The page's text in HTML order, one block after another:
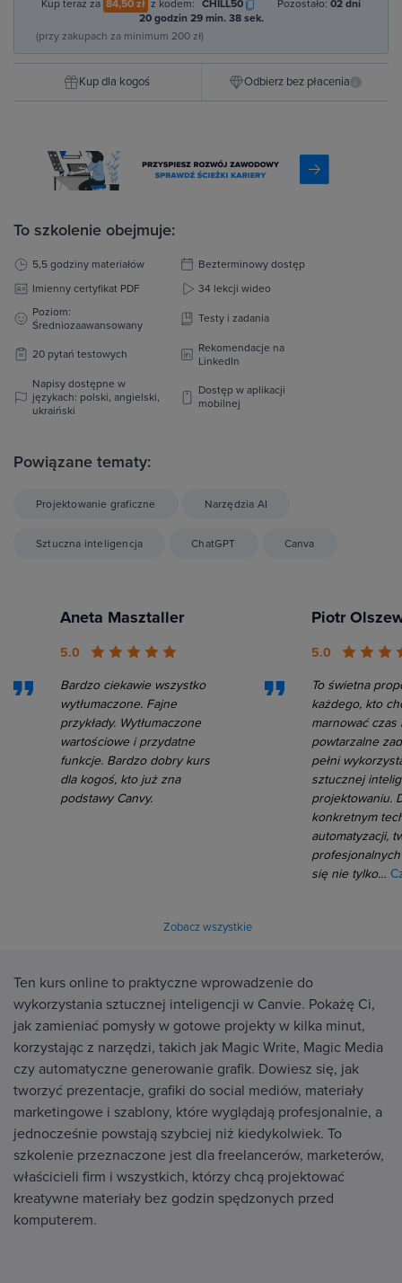
Kup teraz za 84,50 zł z kodem: CHILL50 Pozostało: 02 dni
20 godzin 29 min. 37 sek.
(przy zakupach za minimum 200 zł)
Kup dla kogoś Odbierz bez płacenia i
To szkolenie obejmuje:
5,5 godziny materiałów
Bezterminowy dostęp
Imienny certyfikat PDF
34 lekcji wideo
Poziom:
Średniozaawansowany
Testy i zadania
20 pytań testowych
Rekomendacje na
LinkedIn
Napisy dostępne w
językach: polski, angielski,
ukraiński
Dostęp w aplikacji
mobilnej
Powiązane tematy:
Projektowanie graficzne Narzędzia AI
Sztuczna inteligencja ChatGPT Canva
Aneta Masztaller
5.0
Bardzo ciekawie wszystko
wytłumaczone. Fajne
przykłady. Wytłumaczone
wartościowe i przydatne
funkcje. Bardzo dobry kurs
dla kogoś, kto już zna
podstawy Canvy.
Piotr
5.0
To świetna
każdego, kto
marnować czas
powtarzalne
pełni
sztucznej
projektowaniu.
konkretnym
automatyzacji,
się nie tylko…
Zobacz wszystkie
Ten kurs online to praktyczne wprowadzenie do
wykorzystania sztucznej inteligencji w Canvie. Pokażę Ci,
jak zamieniać pomysły w gotowe projekty w kilka minut,
korzystając z narzędzi, takich jak Magic Write, Magic Media
czy automatyczne generowanie grafik. Dowiesz się, jak
tworzyć prezentacje, grafiki do social mediów, materiały
marketingowe i szablony, które wyglądają profesjonalnie, a
jednocześnie powstają szybciej niż kiedykolwiek. To
szkolenie przeznaczone jest dla freelancerów, marketerów,
właścicieli firm i wszystkich, którzy chcą projektować
kreatywne materiały bez godzin spędzonych przed
komputerem.